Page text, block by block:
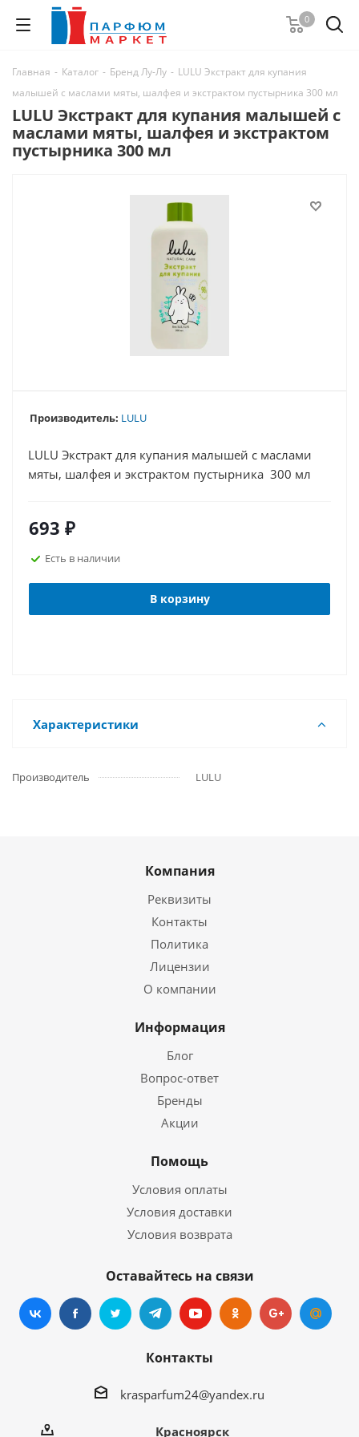
0
Главная - Каталог - Бренд Лу-Лу - LULU Экстракт для купания
малышей с маслами мяты, шалфея и экстрактом пустырника 300 мл
LULU Экстракт для купания малышей с
маслами мяты, шалфея и экстрактом
пустырника 300 мл
Производитель: LULU
LULU Экстракт для купания малышей с маслами
мяты, шалфея и экстрактом пустырника 300 мл
693 ₽
Есть в наличии
В корзину
Характеристики
Производитель LULU
Компания
Реквизиты
Контакты
Политика
Лицензии
О компании
Информация
Блог
Вопрос-ответ
Бренды
Акции
Помощь
Условия оплаты
Условия доставки
Условия возврата
Оставайтесь на связи
Контакты
krasparfum24@yandex.ru
Красноярск